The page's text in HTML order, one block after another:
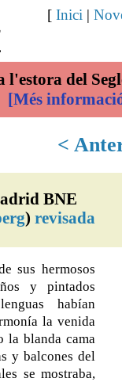
l'estora del
[Més
[ Inici |
<
BNE
)revisada
sus hermosos
y pintados
habían
la venida
la blanda cama
y balcones del
se mostraba,